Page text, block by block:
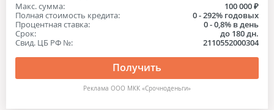
Макс. сумма:
100 000 ₽
Полная стоимость кредита:
0 - 292% годовых
Процентная ставка:
0 - 0,8% в день
Срок:
до 180 дн.
Свид. ЦБ РФ №:
2110552000304
Получить
Реклама ООО МКК «Срочноденьги»